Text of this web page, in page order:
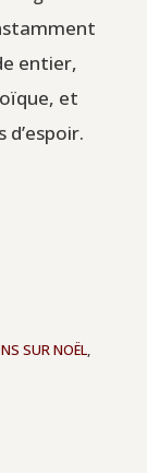
entier,
et
SUR NOËL,